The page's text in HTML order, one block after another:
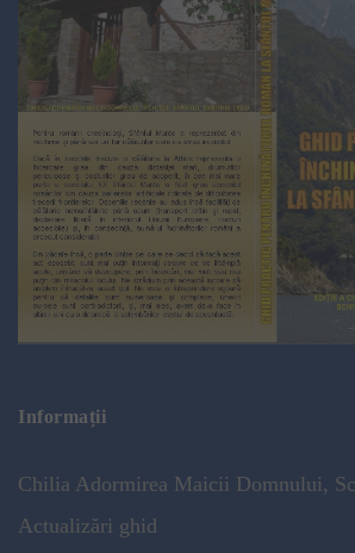
Informații
Chilia Adormirea Maicii Domnului,
Actualizări ghid